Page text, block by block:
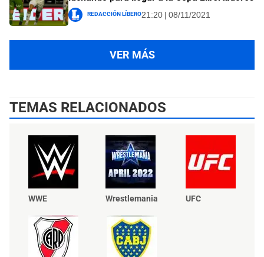
Redacción Líbero21:20 | 08/11/2021
VER MÁS
TEMAS RELACIONADOS
WWE Wrestlemania UFC